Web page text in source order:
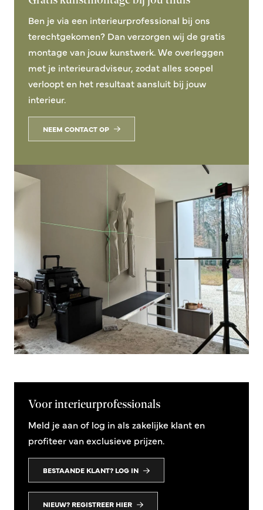
Ben je via een interieurprofessional bij ons
terechtgekomen? Dan verzorgen wij de gratis
montage van jouw kunstwerk. We overleggen
met je interieuradviseur, zodat alles soepel
verloopt en het resultaat aansluit bij jouw
interieur.
NEEM CONTACT OP
Voor interieurprofessionals
Meld je aan of log in als zakelijke klant en
profiteer van exclusieve prijzen.
BESTAANDE KLANT? LOG IN
NIEUW? REGISTREER HIER